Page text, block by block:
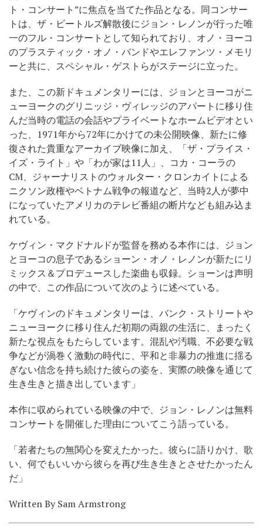
ト・コンサート”に焦点を当てた作品となる。同コンサー
トは、ザ・ビートルズ解散後にジョン・レノンが行った唯
一のフル・コンサートとして知られており、オノ・ヨーコ
のプラスティック・オノ・バンドやエレファンツ・メモリ
ーと共に、スペシャル・ゲストらがステージに立った。
また、この新ドキュメンタリーには、ジョンとヨーコがニ
ューヨークのグリニッジ・ヴィレッジのアパートに移り住
んだ当時の電話の会話やプライベートなホームビデオとい
った、1971年から72年にかけての未公開映像、新たに修
復された貴重なアーカイブ映像に加え、「ザ・プライス・
イズ・ライト」や「わが家は11人」、コカ・コーラの
CM、ジャーナリストのウォルター・クロンカイトによる
ニクソン政権やベトナム戦争の報道など、当時2人が夢中
になっていたアメリカのテレビ番組の断片なども組み込ま
れている。
ケヴィン・マクドナルドが監督を務める本作には、ジョン
とヨーコの息子であるショーン・オノ・レノンが新たにリ
ミックス＆プロデュースした楽曲も収録。ショーンは声明
の中で、この作品について次のように述べている。
「ケヴィンのドキュメンタリーは、バンク・ストリートや
ニューヨークに移り住んだ初期の両親の生活に、まったく
新たな視点をもたらしています。混乱や汚職、不必要な戦
争などが渦巻く激動の時代に、平和と非暴力の推進に揺る
ぎない信念を持ち続けた彼らの姿を、実際の映像を通じて
生き生きと描き出しています」
本作に収められている映像の中で、ジョン・レノンは無料
コンサートを開催した理由についてこう語っている。
「若者たちの無関心を変えたかった。彼らに語りかけ、歌
い、何でもいいから彼らを再び生き生きとさせたかったん
だ」
Written By Sam Armstrong